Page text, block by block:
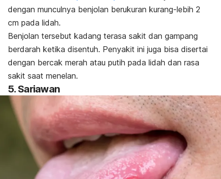
dengan munculnya benjolan berukuran kurang-lebih 2
cm pada lidah.
Benjolan tersebut kadang terasa sakit dan gampang
berdarah ketika disentuh. Penyakit ini juga bisa disertai
dengan bercak merah atau putih pada lidah dan rasa
sakit saat menelan.
5. Sariawan